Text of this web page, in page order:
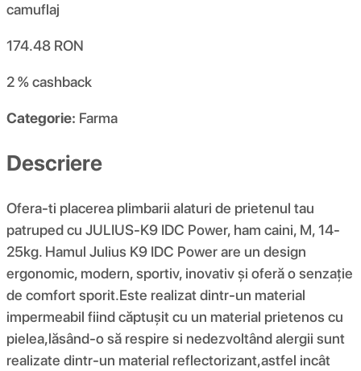
174.48 RON
2 %cashback
Categorie: Farma
Descriere
Ofera-ti placerea plimbarii alaturi de prietenul tau
patruped cu JULIUS-K9 IDC Power, ham caini, M, 14-
25kg. Hamul Julius K9 IDC Power are un design
ergonomic, modern, sportiv, inovativ și oferă o senzație
de comfort sporit.Este realizat dintr-un material
impermeabil fiind căptușit cu un material prietenos cu
pielea,lăsând-o să respire si nedezvoltând alergii sunt
realizate dintr-un material reflectorizant,astfel incât